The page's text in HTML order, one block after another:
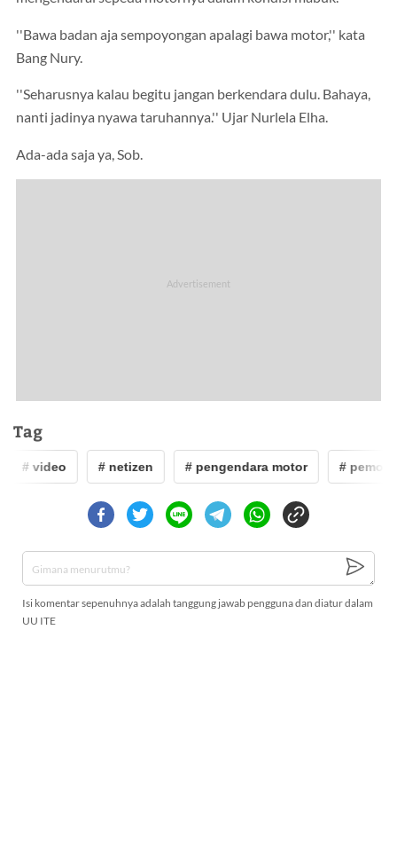
''Bawa badan aja sempoyongan apalagi bawa motor,'' kata
Bang Nury.
''Seharusnya kalau begitu jangan berkendara dulu. Bahaya,
nanti jadinya nyawa taruhannya.'' Ujar Nurlela Elha.
Ada-ada saja ya, Sob.
Tag
# video # netizen # pengendara motor # pemotor
Isi komentar sepenuhnya adalah tanggung jawab pengguna dan diatur dalam
UU ITE